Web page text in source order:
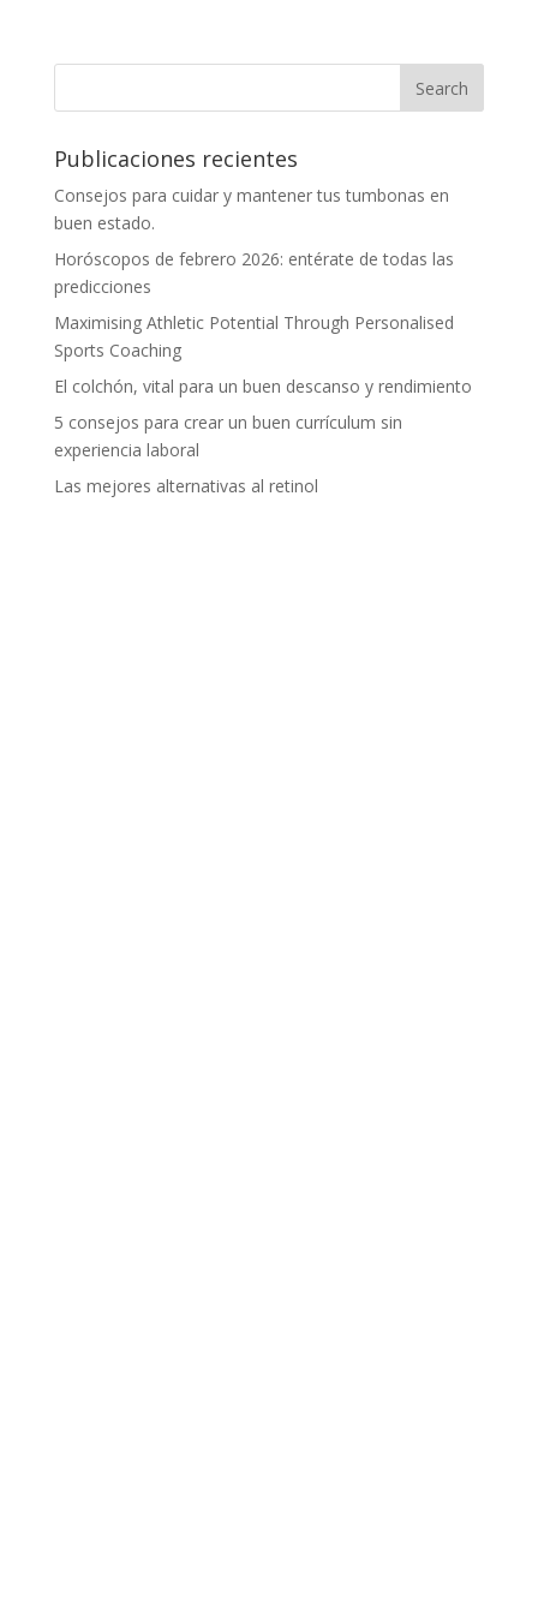
Publicaciones recientes
Consejos para cuidar y mantener tus tumbonas en
buen estado.
Horóscopos de febrero 2026: entérate de todas las
predicciones
Maximising Athletic Potential Through Personalised
Sports Coaching
El colchón, vital para un buen descanso y rendimiento
5 consejos para crear un buen currículum sin
experiencia laboral
Las mejores alternativas al retinol